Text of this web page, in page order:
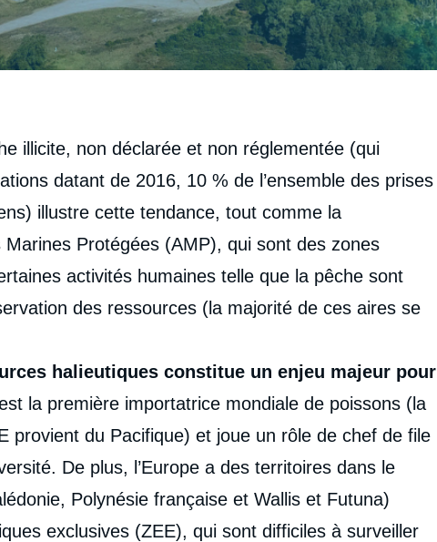
illicite, non déclarée et non réglementée (qui
datant de 2016, 10 % de l’ensemble des prises
illustre cette tendance, tout comme la
Protégées (AMP), qui sont des zones
activités humaines telle que la pêche sont
des ressources (la majorité de ces aires se
halieutiques constitue un enjeu majeur pour
la première importatrice mondiale de poissons (la
provient du Pacifique) et joue un rôle de chef de file
De plus, l’Europe a des territoires dans le
Polynésie française et Wallis et Futuna)
exclusives (ZEE), qui sont difficiles à surveiller